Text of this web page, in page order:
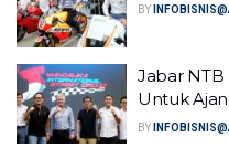
BY
Jabar
Untuk
BY